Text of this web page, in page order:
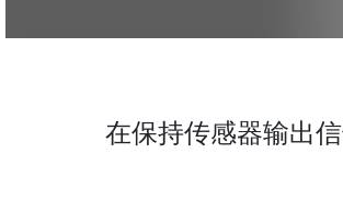
在保持传感器输出